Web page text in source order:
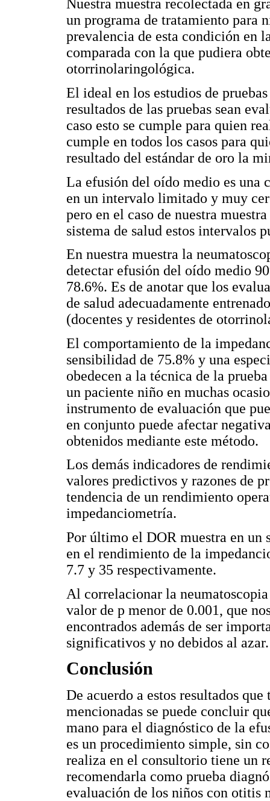
Nuestra muestra recolectada en
un programa de tratamiento para
prevalencia de esta condición en
comparada con la que pudiera
otorrinolaringológica.
El ideal en los estudios de
resultados de las pruebas sean
caso esto se cumple para quien
cumple en todos los casos para
resultado del estándar de oro la
La efusión del oído medio es
en un intervalo limitado y muy
pero en el caso de nuestra
sistema de salud estos intervalos
En nuestra muestra la
detectar efusión del oído medio
78.6%. Es de anotar que los
de salud adecuadamente
(docentes y residentes de
El comportamiento de la
sensibilidad de 75.8% y una
obedecen a la técnica de la
un paciente niño en muchas
instrumento de evaluación que
en conjunto puede afectar
obtenidos mediante este método.
Los demás indicadores de
valores predictivos y razones de
tendencia de un rendimiento
impedanciometría.
Por último el DOR muestra en
en el rendimiento de la
7.7 y 35 respectivamente.
Al correlacionar la
valor de p menor de 0.001, que
encontrados además de ser
significativos y no debidos al azar.
Conclusión
De acuerdo a estos resultados
mencionadas se puede concluir
mano para el diagnóstico de la
es un procedimiento simple, sin
realiza en el consultorio tiene un
recomendarla como prueba
evaluación de los niños con otitis